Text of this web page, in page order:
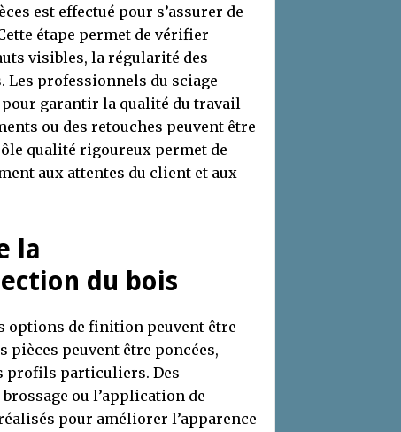
est effectué pour s’assurer de
étape permet de vérifier
visibles, la régularité des
Les professionnels du sciage
garantir la qualité du travail
ou des retouches peuvent être
qualité rigoureux permet de
aux attentes du client et aux
la
du bois
options de finition peuvent être
pièces peuvent être poncées,
profils particuliers. Des
ou l’application de
pour améliorer l’apparence